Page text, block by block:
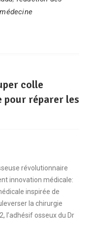
colle
pour réparer les
révolutionnaire
innovation médicale:
inspirée de
la chirurgie
l’adhésif osseux du Dr